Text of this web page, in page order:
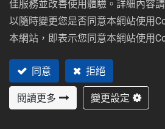
在現代商業社會，從租屋、買車、工
易，我們的生活與「合約」密不可分。
多民眾往往因為輕忽合約的重要性，
律術語與條款，草率簽名，最終導致權
廢時的官司。俗話說：「魔鬼藏在細節
佳服務並改善使用體驗。詳細內容
以隨時變更您是否同意本網站使用
本網站，即表示您同意本網站使用
同意 拒絕
閱讀更多 變更設定